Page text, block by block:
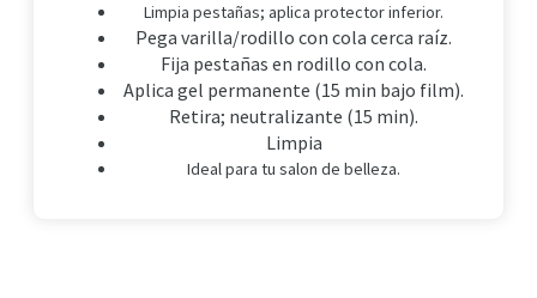
Limpia pestañas; aplica protector inferior.
Pega varilla/rodillo con cola cerca raíz.
Fija pestañas en rodillo con cola.
Aplica gel permanente (15 min bajo film).
Retira; neutralizante (15 min).
Limpia
Ideal para tu salon de belleza.